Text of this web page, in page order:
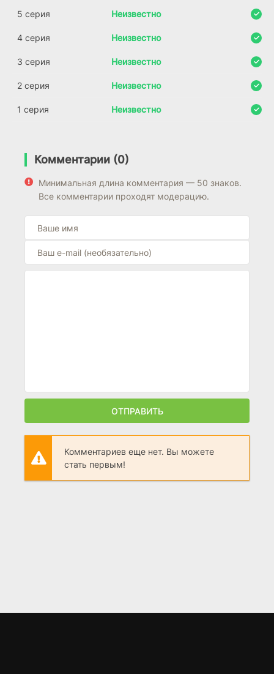
5 серия Неизвестно
4 серия Неизвестно
3 серия Неизвестно
2 серия Неизвестно
1 серия Неизвестно
Комментарии (0)
Минимальная длина комментария — 50 знаков.
Все комментарии проходят модерацию.
ОТПРАВИТЬ
Комментариев еще нет. Вы можете
стать первым!